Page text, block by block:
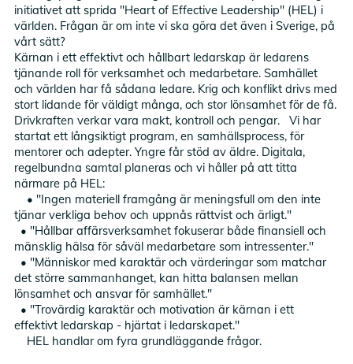
initiativet att sprida "Heart of Effective Leadership" (HEL) i
världen. Frågan är om inte vi ska göra det även i Sverige, på
vårt sätt?
Kärnan i ett effektivt och hållbart ledarskap är ledarens
tjänande roll för verksamhet och medarbetare. Samhället
och världen har få sådana ledare. Krig och konflikt drivs med
stort lidande för väldigt många, och stor lönsamhet för de få.
Drivkraften verkar vara makt, kontroll och pengar. Vi har
startat ett långsiktigt program, en samhällsprocess, för
mentorer och adepter. Yngre får stöd av äldre. Digitala,
regelbundna samtal planeras och vi håller på att titta
närmare på HEL:
• "Ingen materiell framgång är meningsfull om den inte
tjänar verkliga behov och uppnås rättvist och ärligt."
• "Hållbar affärsverksamhet fokuserar både finansiell och
mänsklig hälsa för såväl medarbetare som intressenter."
• "Människor med karaktär och värderingar som matchar
det större sammanhanget, kan hitta balansen mellan
lönsamhet och ansvar för samhället."
• "Trovärdig karaktär och motivation är kärnan i ett
effektivt ledarskap - hjärtat i ledarskapet."
HEL handlar om fyra grundläggande frågor.